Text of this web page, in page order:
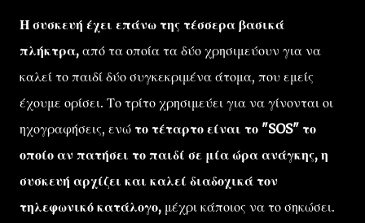
Η συσκευή έχει επάνω της τέσσερα βασικά
πλήκτρα, από τα οποία τα δύο χρησιμεύουν για να
καλεί το παιδί δύο συγκεκριμένα άτομα, που εμείς
έχουμε ορίσει. Το τρίτο χρησιμεύει για να γίνονται οι
ηχογραφήσεις, ενώ το τέταρτο είναι το "SOS" το
οποίο αν πατήσει το παιδί σε μία ώρα ανάγκης, η
συσκευή αρχίζει και καλεί διαδοχικά τον
τηλεφωνικό κατάλογο, μέχρι κάποιος να το σηκώσει.